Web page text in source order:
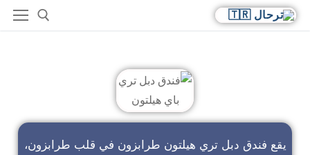
يقع فندق دبل تري هيلتون طرابزون في قلب طرابزون،